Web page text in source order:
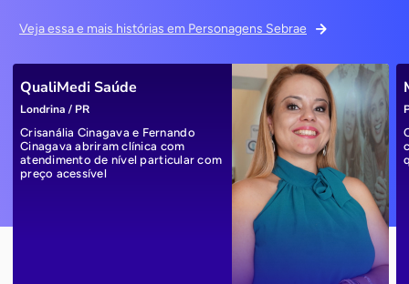
Veja essa e mais histórias em Personagens Sebrae
QualiMedi Saúde
Londrina / PR
Crisanália Cinagava e Fernando
Cinagava abriram clínica com
atendimento de nível particular com
preço acessível